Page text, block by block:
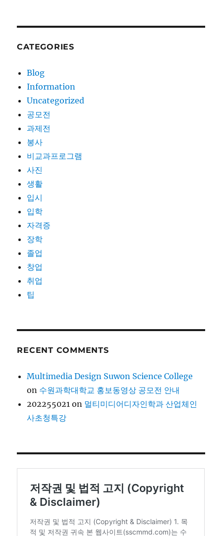
CATEGORIES
Blog
Information
Uncategorized
공모전
과제전
봉사
비교과프로그램
사진
생활
입시
입학
자격증
장학
졸업
창업
취업
팁
RECENT COMMENTS
Multimedia Design Suwon Science College
on 수원과학대학교 홍보동영상 공모전 안내
202255021 on 멀티미디어디자인학과 산업체인
사초청특강